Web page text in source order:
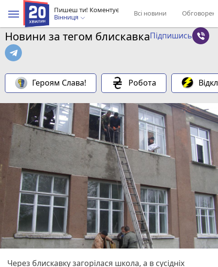
Пишеш ти! Коментує
Вінниця
Всі новини
Новини за тегом блискавкаПідпишись
Героям Слава! Робота
Через блискавку загорілася школа, а в сусідніх